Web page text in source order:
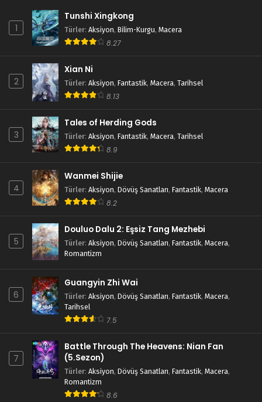
1
Tunshi Xingkong
Türler: Aksiyon, Bilim-Kurgu, Macera
8.27
2
Xian Ni
Türler: Aksiyon, Fantastik, Macera, Tarihsel
8.13
3
Tales of Herding Gods
Türler: Aksiyon, Fantastik, Macera, Tarihsel
8.9
4
Wanmei Shijie
Türler: Aksiyon, Dövüş Sanatları, Fantastik, Macera
8.2
5
Douluo Dalu 2: Eşsiz Tang Mezhebi
Türler: Aksiyon, Dövüş Sanatları, Fantastik, Macera,
Romantizm
6
Guangyin Zhi Wai
Türler: Aksiyon, Dövüş Sanatları, Fantastik, Macera,
Tarihsel
7.5
7
Battle Through The Heavens: Nian Fan
(5.Sezon)
Türler: Aksiyon, Dövüş Sanatları, Fantastik, Macera,
Romantizm
8.6